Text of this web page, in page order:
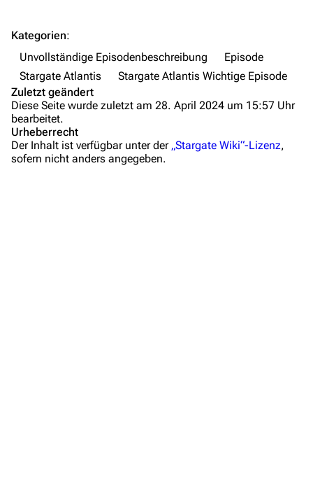
Fanprojekte
Kommerzielles
Hilfe
Kategorien:
Unvollständige Episodenbeschreibung
Episode
Stargate Atlantis
Stargate Atlantis Wichtige Episode
Zuletzt geändert
Diese Seite wurde zuletzt am 28. April 2024 um 15:57 Uhr
bearbeitet.
Urheberrecht
Der Inhalt ist verfügbar unter der „Stargate Wiki“-Lizenz,
sofern nicht anders angegeben.